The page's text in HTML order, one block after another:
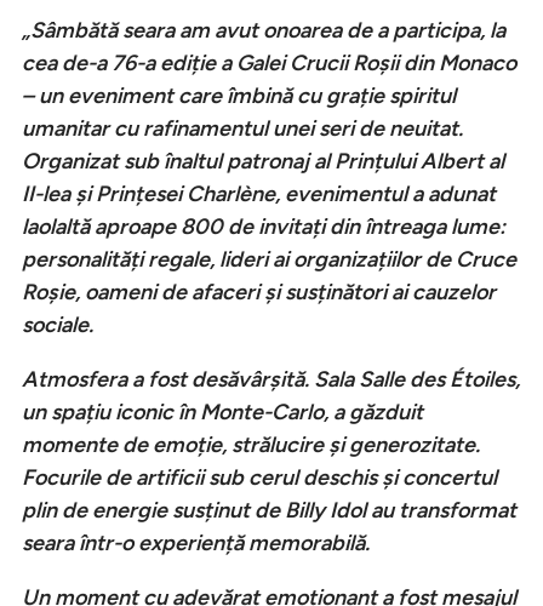
„Sâmbătă seara am avut onoarea de a participa, la
cea de-a 76-a ediție a Galei Crucii Roșii din Monaco
– un eveniment care îmbină cu grație spiritul
umanitar cu rafinamentul unei seri de neuitat.
Organizat sub înaltul patronaj al Prințului Albert al
II-lea și Prințesei Charlène, evenimentul a adunat
laolaltă aproape 800 de invitați din întreaga lume:
personalități regale, lideri ai organizațiilor de Cruce
Roșie, oameni de afaceri și susținători ai cauzelor
sociale.
Atmosfera a fost desăvârșită. Sala Salle des Étoiles,
un spațiu iconic în Monte-Carlo, a găzduit
momente de emoție, strălucire și generozitate.
Focurile de artificii sub cerul deschis și concertul
plin de energie susținut de Billy Idol au transformat
seara într-o experiență memorabilă.
Un moment cu adevărat emoționant a fost mesajul